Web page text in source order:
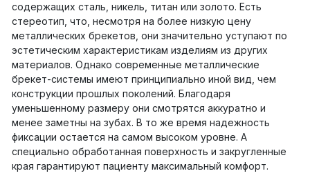
содержащих сталь, никель, титан или золото. Есть
стереотип, что, несмотря на более низкую цену
металлических брекетов, они значительно уступают по
эстетическим характеристикам изделиям из других
материалов. Однако современные металлические
брекет-системы имеют принципиально иной вид, чем
конструкции прошлых поколений. Благодаря
уменьшенному размеру они смотрятся аккуратно и
менее заметны на зубах. В то же время надежность
фиксации остается на самом высоком уровне. А
специально обработанная поверхность и закругленные
края гарантируют пациенту максимальный комфорт.